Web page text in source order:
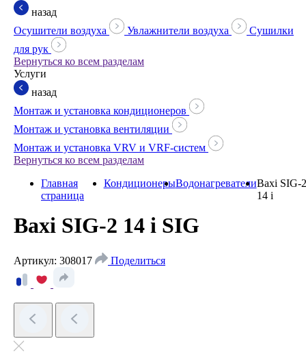
назад
Осушители воздуха
Увлажнители воздуха
Сушилки
для рук
Вернуться ко всем разделам
Услуги
назад
Монтаж и установка кондиционеров
Монтаж и установка вентиляции
Монтаж и установка VRV и VRF-систем
Вернуться ко всем разделам
Главная
страница
КондиционерыВодонагревателиBaxi SIG-2
14 i
Baxi SIG-2 14 i SIG
Артикул: 308017 Поделиться